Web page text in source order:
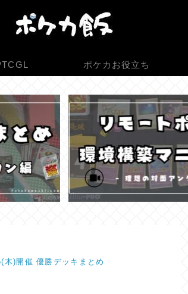
ポケカお役立ち
木)開催 優勝デッキまとめ